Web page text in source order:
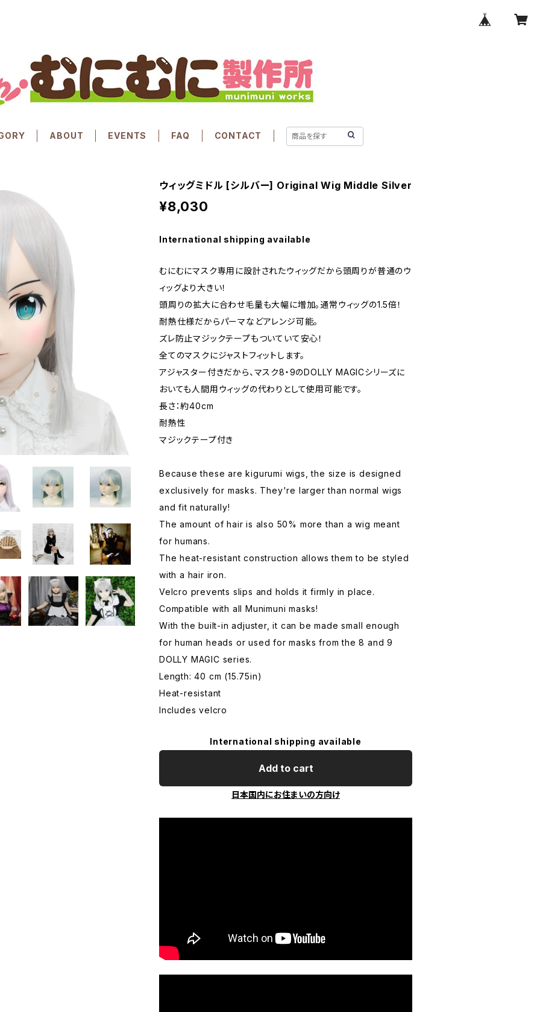
ABOUT EVENTS FAQ CONTACT
ウィッグミドル [シルバー] Original Wig Middle Silver
¥8,030
International shipping available
むにむにマスク専用に設計されたウィッグだから頭周りが普通のウ
ィッグより大きい！
頭周りの拡大に合わせ毛量も大幅に増加。通常ウィッグの1.5倍！
耐熱仕様だからパーマなどアレンジ可能。
ズレ防止マジックテープもついていて安心！
全てのマスクにジャストフィットします。
アジャスター付きだから、マスク8・9のDOLLY MAGICシリーズに
おいても人間用ウィッグの代わりとして使用可能です。
長さ：約40cm
耐熱性
マジックテープ付き
Because these are kigurumi wigs, the size is designed
exclusively for masks. They're larger than normal wigs
and fit naturally!
The amount of hair is also 50% more than a wig meant
for humans.
The heat-resistant construction allows them to be styled
with a hair iron.
Velcro prevents slips and holds it firmly in place.
Compatible with all Munimuni masks!
With the built-in adjuster, it can be made small enough
for human heads or used for masks from the 8 and 9
DOLLY MAGIC series.
Length: 40 cm (15.75in)
Heat-resistant
Includes velcro
International shipping available
Add to cart
日本国内にお住まいの方向け